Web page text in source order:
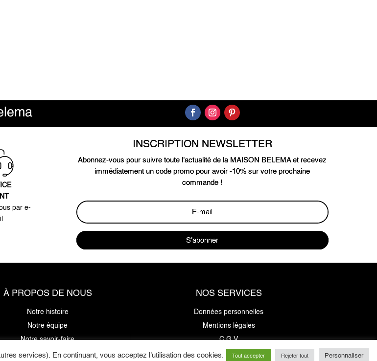
par e-
INSCRIPTION NEWSLETTER
Abonnez-vous pour suivre toute l'actualité de la MAISON BELEMA et recevez
immédiatement un code promo pour avoir -10% sur votre prochaine
commande !
S'abonner
À PROPOS DE NOUS
Notre histoire
Notre équipe
Notre savoir-faire
NOS SERVICES
Données personnelles
Mentions légales
C.G.V
E-cartes cadeaux
services). En continuant, vous acceptez l'utilisation des cookies. Tout accepter Rejeter tout Personnaliser